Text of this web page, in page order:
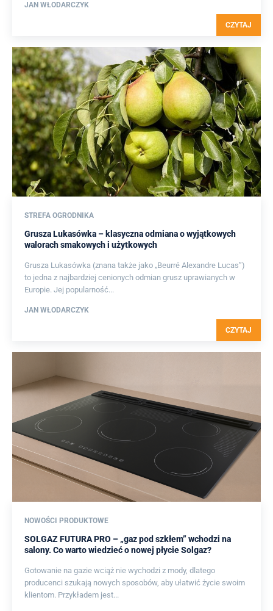
JAN WŁODARCZYK
CZYTAJ
STREFA OGRODNIKA
Grusza Lukasówka – klasyczna odmiana o wyjątkowych
walorach smakowych i użytkowych
Grusza Lukasówka (znana także jako „Beurré Alexandre Lucas”)
to jedna z najbardziej cenionych odmian grusz uprawianych w
Europie. Jej popularność...
JAN WŁODARCZYK
CZYTAJ
NOWOŚCI PRODUKTOWE
SOLGAZ FUTURA PRO – „gaz pod szkłem” wchodzi na
salony. Co warto wiedzieć o nowej płycie Solgaz?
Gotowanie na gazie wciąż nie wychodzi z mody, dlatego
producenci szukają nowych sposobów, aby ułatwić życie swoim
klientom. Przykładem jest...